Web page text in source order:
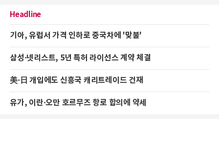
Headline
기아, 유럽서 가격 인하로 중국차에 '맞불'
삼성·넷리스트, 5년 특허 라이선스 계약 체결
美·日 개입에도 신흥국 캐리트레이드 건재
유가, 이란·오만 호르무즈 항로 합의에 약세